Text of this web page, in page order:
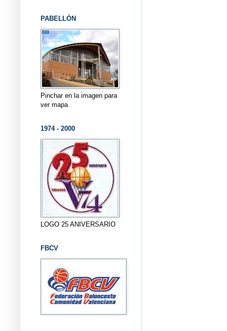
PABELLÓN
Pinchar en la imagen para
ver mapa
1974 - 2000
LOGO 25 ANIVERSARIO
FBCV